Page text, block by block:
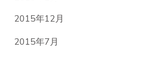
2015年12月
2015年7月